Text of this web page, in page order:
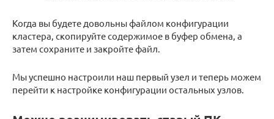
Когда вы будете довольны файлом конфигурации
кластера, скопируйте содержимое в буфер обмена, а
затем сохраните и закройте файл.
Мы успешно настроили наш первый узел и теперь можем
перейти к настройке конфигурации остальных узлов.